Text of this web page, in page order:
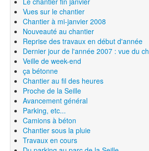
Vues sur le chantier
Chantier à mi-janvier 2008
Nouveauté au chantier
Reprise des travaux en début d'année
Dernier jour de l'année 2007 : vue du
Veille de week-end
ça bétonne
Chantier au fil des heures
Proche de la Seille
Avancement général
Parking, etc...
Camions à béton
Chantier sous la pluie
Travaux en cours